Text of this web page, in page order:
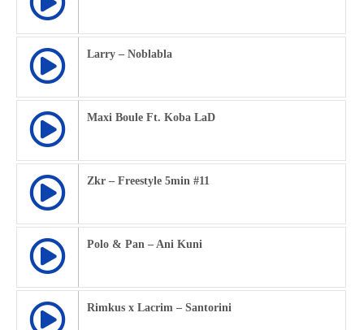
Larry – Noblabla
Maxi Boule Ft. Koba LaD
Zkr – Freestyle 5min #11
Polo & Pan – Ani Kuni
Rimkus x Lacrim – Santorini